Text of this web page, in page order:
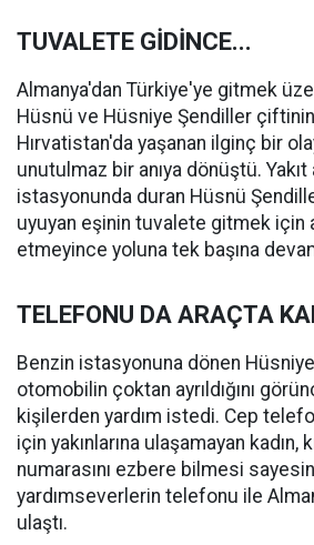
TUVALETE GİDİNCE...
Almanya'dan Türkiye'ye gitmek
Hüsnü ve Hüsniye Şendiller
Hırvatistan'da yaşanan ilginç bir
unutulmaz bir anıya dönüştü.
istasyonunda duran Hüsnü
uyuyan eşinin tuvalete gitmek için
etmeyince yoluna tek başına
TELEFONU DA ARAÇTA
Benzin istasyonuna dönen
otomobilin çoktan ayrıldığını
kişilerden yardım istedi. Cep
için yakınlarına ulaşamayan kadın,
numarasını ezbere bilmesi
yardımseverlerin telefonu ile
ulaştı.